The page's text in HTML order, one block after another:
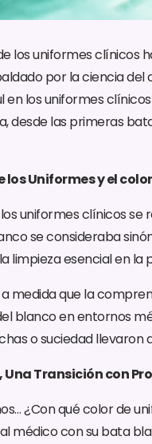
los uniformes clínicos
por la ciencia
en los uniformes
desde las primeras
los Uniformes y el
uniformes clínicos
se consideraba
limpieza esencial en la
medida que la
blanco en entornos
o suciedad llevaron
Una Transición con
¿Con qué color de
médico con su bata